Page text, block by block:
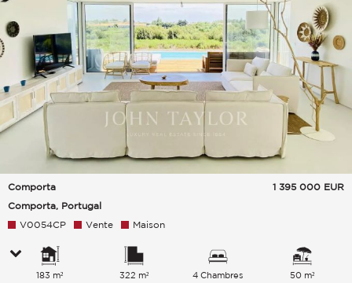
Comporta
Comporta, Portugal
1 395 000 EUR
V0054CP Vente Maison
183 m² 322 m² 4 Chambres 50 m²